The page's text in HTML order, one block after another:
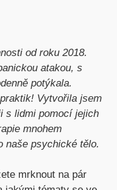
od roku 2018.
atakou, s
potýkala.
Vytvořila jsem
s lidmi pomocí jejich
mnohem
naše psychické tělo.
mrknout na pár